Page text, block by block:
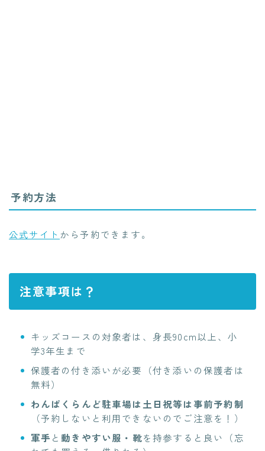
予約方法
公式サイト から予約できます。
注意事項は？
キッズコースの対象者は、身長90cm以上、小
学3年生まで
保護者の付き添いが必要
（付き添いの保護者は
無料）
わんぱくらんど駐車場は土日祝等は事前予約制
（予約しないと利用できないのでご注意を！）
軍手 と動きやすい服・靴を持参すると良い
（忘